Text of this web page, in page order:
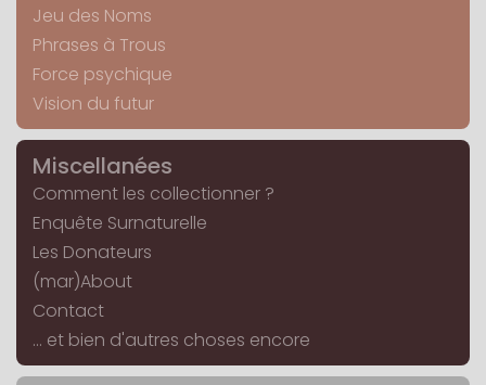
Jeu des Noms
Phrases à Trous
Force psychique
Vision du futur
Miscellanées
Comment les collectionner ?
Enquête Surnaturelle
Les Donateurs
(mar)About
Contact
... et bien d'autres choses encore